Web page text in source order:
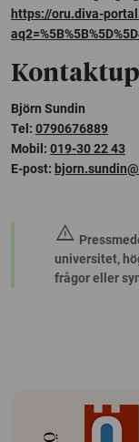
https://oru.diva-
Björn Sundin
Tel: 0790676889
Mobil: 019-30 22 43
E-post:
warning
universitet,
frågor eller